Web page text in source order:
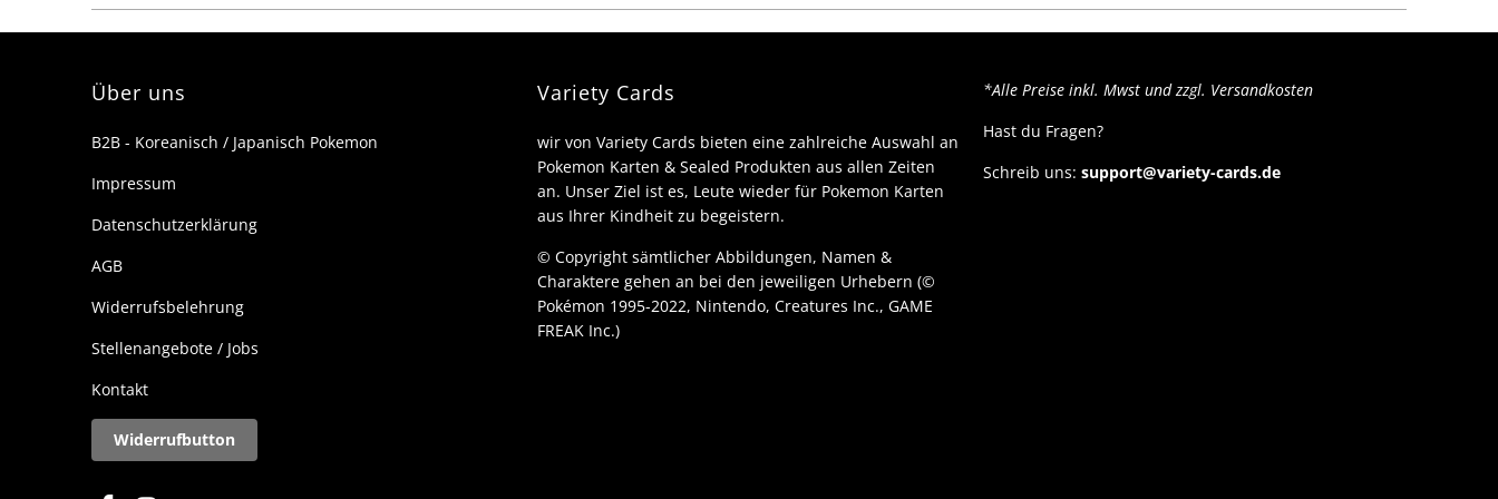
Über uns
B2B - Koreanisch / Japanisch Pokemon
Impressum
Datenschutzerklärung
AGB
Widerrufsbelehrung
Stellenangebote / Jobs
Kontakt
Widerrufbutton
Variety Cards
wir von Variety Cards bieten eine zahlreiche Auswahl an
Pokemon Karten & Sealed Produkten aus allen Zeiten
an. Unser Ziel ist es, Leute wieder für Pokemon Karten
aus Ihrer Kindheit zu begeistern.
© Copyright sämtlicher Abbildungen, Namen &
Charaktere gehen an bei den jeweiligen Urhebern (©
Pokémon 1995-2022, Nintendo, Creatures Inc., GAME
FREAK Inc.)
*Alle Preise inkl. Mwst und zzgl. Versandkosten
Hast du Fragen?
Schreib uns: support@variety-cards.de